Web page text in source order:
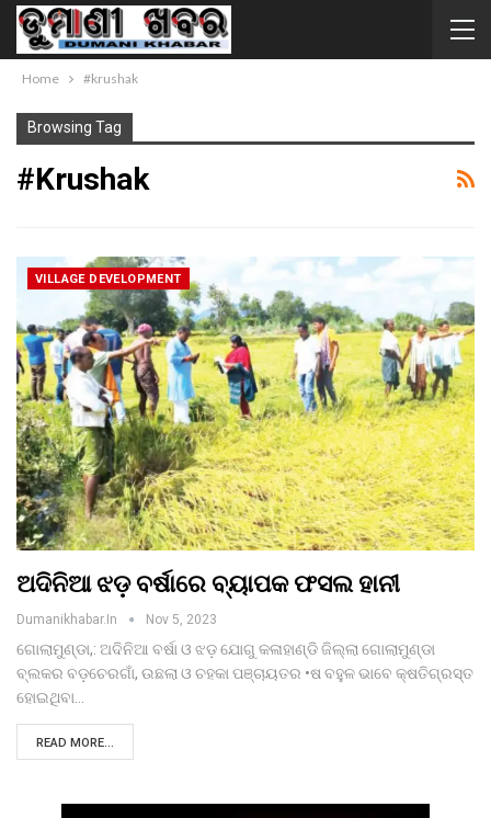
Home #krushak
Browsing Tag
#krushak
VILLAGE DEVELOPMENT
ଅଦିନିଆ ଝଡ଼ ବର୍ଷାରେ ବ୍ୟାପକ ଫସଲ ହାନୀ
Dumanikhabar.in Nov 5, 2023
ଗୋଲାମୁଣ୍ଡା,: ଅଦିନିଆ ବର୍ଷା ଓ ଝଡ଼ ଯୋଗୁ କଳାହାଣ୍ଡି ଜିଲ୍ଲା ଗୋଲାମୁଣ୍ଡା
ବ୍ଲକର ବଡ଼ଚେରଗାଁ, ଉଛଲା ଓ ଚହକା ପଞ୍ଚାୟତର •ଷ ବହୁଳ ଭାବେ କ୍ଷତିଗ୍ରସ୍ତ
ହୋଇଥିବା…
READ MORE...